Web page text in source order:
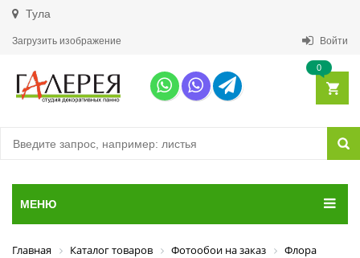
Тула
Загрузить изображение Войти
0
МЕНЮ
Главная Каталог товаров Фотообои на заказ
Флора